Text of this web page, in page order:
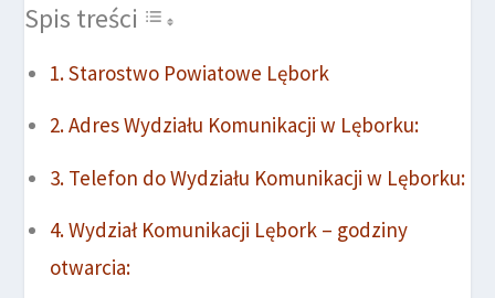
Spis treści
Starostwo Powiatowe Lębork
Adres Wydziału Komunikacji w Lęborku:
Telefon do Wydziału Komunikacji w Lęborku:
Wydział Komunikacji Lębork – godziny
otwarcia: